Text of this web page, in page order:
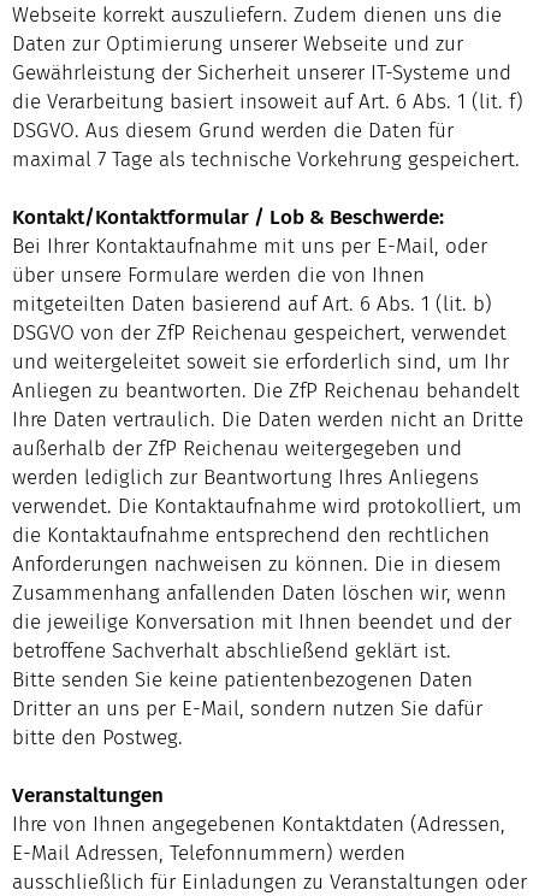
Webseite korrekt auszuliefern. Zudem dienen uns die
Daten zur Optimierung unserer Webseite und zur
Gewährleistung der Sicherheit unserer IT-Systeme und
die Verarbeitung basiert insoweit auf Art. 6 Abs. 1 (lit. f)
DSGVO. Aus diesem Grund werden die Daten für
maximal 7 Tage als technische Vorkehrung gespeichert.
Kontakt/Kontaktformular / Lob & Beschwerde:
Bei Ihrer Kontaktaufnahme mit uns per E-Mail, oder
über unsere Formulare werden die von Ihnen
mitgeteilten Daten basierend auf Art. 6 Abs. 1 (lit. b)
DSGVO von der ZfP Reichenau gespeichert, verwendet
und weitergeleitet soweit sie erforderlich sind, um Ihr
Anliegen zu beantworten. Die ZfP Reichenau behandelt
Ihre Daten vertraulich. Die Daten werden nicht an Dritte
außerhalb der ZfP Reichenau weitergegeben und
werden lediglich zur Beantwortung Ihres Anliegens
verwendet. Die Kontaktaufnahme wird protokolliert, um
die Kontaktaufnahme entsprechend den rechtlichen
Anforderungen nachweisen zu können. Die in diesem
Zusammenhang anfallenden Daten löschen wir, wenn
die jeweilige Konversation mit Ihnen beendet und der
betroffene Sachverhalt abschließend geklärt ist.
Bitte senden Sie keine patientenbezogenen Daten
Dritter an uns per E-Mail, sondern nutzen Sie dafür
bitte den Postweg.
Veranstaltungen
Ihre von Ihnen angegebenen Kontaktdaten (Adressen,
E-Mail Adressen, Telefonnummern) werden
ausschließlich für Einladungen zu Veranstaltungen oder